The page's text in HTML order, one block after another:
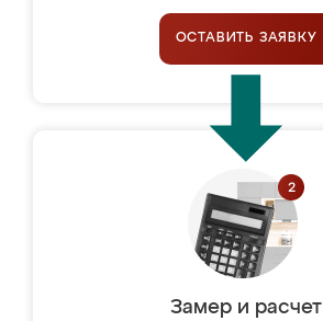
ОСТАВИТЬ ЗАЯВКУ
Замер и расчет